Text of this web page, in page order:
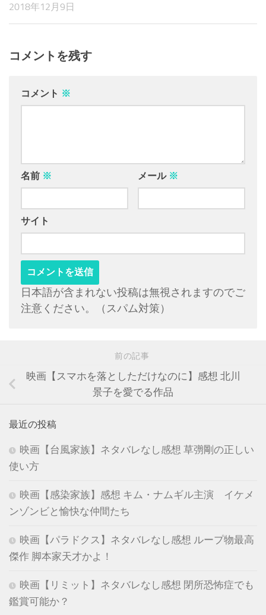
2018年12月9日
コメントを残す
コメント ※
名前 ※ メール ※
サイト
日本語が含まれない投稿は無視されますのでご
注意ください。（スパム対策）
前の記事
映画【スマホを落としただけなのに】感想 北川
景子を愛でる作品
最近の投稿
映画【台風家族】ネタバレなし感想 草彅剛の正しい
使い方
映画【感染家族】感想 キム・ナムギル主演 イケメ
ンゾンビと愉快な仲間たち
映画【パラドクス】ネタバレなし感想 ループ物最高
傑作 脚本家天才かよ！
映画【リミット】ネタバレなし感想 閉所恐怖症でも
鑑賞可能か？